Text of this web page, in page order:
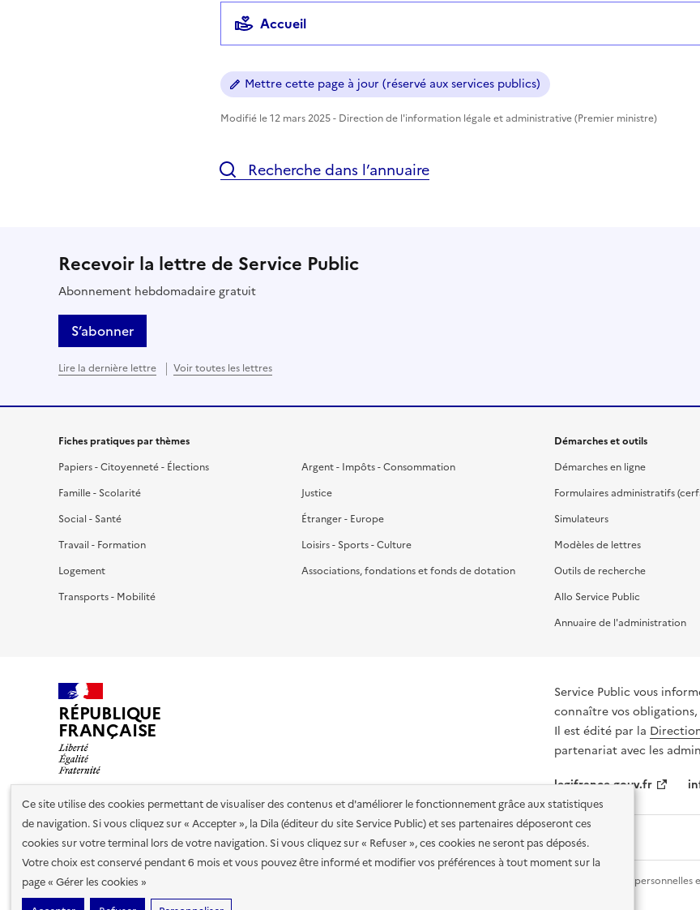
Ce site utilise des cookies permettant de visualiser des contenus et d'améliorer le fonctionnement grâce aux statistiques
de navigation. Si vous cliquez sur « Accepter », la Dila (éditeur du site Service Public) et ses partenaires déposeront ces
cookies sur votre terminal lors de votre navigation. Si vous cliquez sur « Refuser », ces cookies ne seront pas déposés.
Votre choix est conservé pendant 6 mois et vous pouvez être informé et modifier vos préférences à tout moment sur la
page « Gérer les cookies »
Accueil
Mettre cette page à jour (réservé aux services publics)
Modifié le 12 mars 2025 - Direction de l'information légale et administrative (Premier ministre)
Recherche dans l’annuaire
Recevoir la lettre de Service Public
Abonnement hebdomadaire gratuit
S’abonner
Lire la dernière lettre Voir toutes les lettres
Fiches pratiques par thèmes
Papiers - Citoyenneté - Élections
Famille - Scolarité
Social - Santé
Travail - Formation
Logement
Transports - Mobilité
Argent - Impôts - Consommation
Justice
Étranger - Europe
Loisirs - Sports - Culture
Associations, fondations et fonds de dotation
Démarches et outils
Démarches en ligne
Formulaires administratifs
Simulateurs
Modèles de lettres
Outils de recherche
Allo Service Public
Annuaire de l'administration
RÉPUBLIQUE
FRANÇAISE
Service Public vous
connaître vos
Il est édité par la
partenariat avec les
legifrance.gouv.fr
Nos partenaires
Plan du site Accessibilité : totalement conforme Données personnelles
cookies